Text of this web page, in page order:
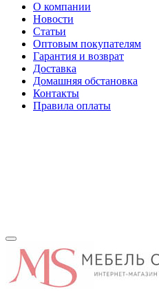
О компании
Новости
Статьи
Оптовым покупателям
Гарантия и возврат
Доставка
Домашняя обстановка
Контакты
Правила оплаты